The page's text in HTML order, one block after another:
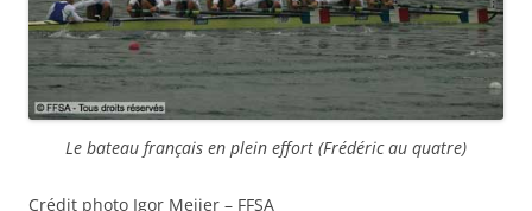
Le bateau français en plein effort (Frédéric au quatre)
Crédit photo Igor Meijer – FFSA